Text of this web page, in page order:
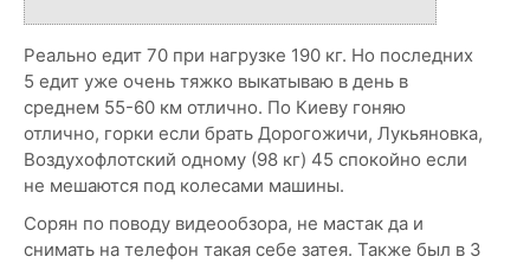
Реально едит 70 при нагрузке 190 кг. Но последних
5 едит уже очень тяжко выкатываю в день в
среднем 55-60 км отлично. По Киеву гоняю
отлично, горки если брать Дорогожичи, Лукьяновка,
Воздухофлотский одному (98 кг) 45 спокойно если
не мешаются под колесами машины.
Сорян по поводу видеообзора, не мастак да и
снимать на телефон такая себе затея. Также был в 3